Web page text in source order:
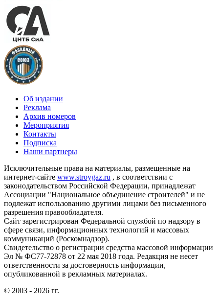
Об издании
Реклама
Архив номеров
Мероприятия
Контакты
Подписка
Наши партнеры
Исключительные права на материалы, размещенные на
интернет-сайте www.stroygaz.ru , в соответствии с
законодательством Российской Федерации, принадлежат
Ассоциации "Национальное объединение строителей" и не
подлежат использованию другими лицами без письменного
разрешения правообладателя.
Сайт зарегистрирован Федеральной службой по надзору в
сфере связи, информационных технологий и массовых
коммуникаций (Роскомнадзор).
Свидетельство о регистрации средства массовой информации
Эл № ФС77-72878 от 22 мая 2018 года. Редакция не несет
ответственности за достоверность информации,
опубликованной в рекламных материалах.
© 2003 - 2026 гг.